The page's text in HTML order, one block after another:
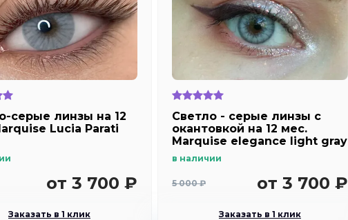
серые линзы на 12
Lucia Parati
от 3 700 ₽
Заказать в 1 клик
Светло - cерые линзы c
окантовкой на 12 мес.
Marquise elegance light gray
в наличии
5 000 ₽ от 3 700 ₽
Заказать в 1 клик